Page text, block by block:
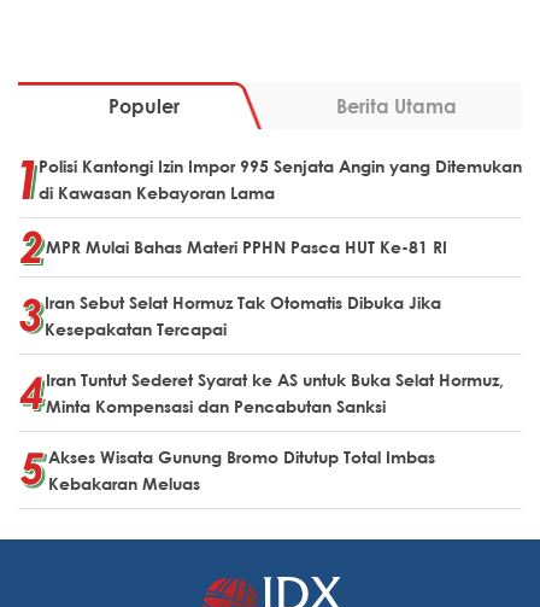
Populer Berita Utama
Polisi Kantongi Izin Impor 995 Senjata Angin yang Ditemukan
di Kawasan Kebayoran Lama
MPR Mulai Bahas Materi PPHN Pasca HUT Ke-81 RI
Iran Sebut Selat Hormuz Tak Otomatis Dibuka Jika
Kesepakatan Tercapai
Iran Tuntut Sederet Syarat ke AS untuk Buka Selat Hormuz,
Minta Kompensasi dan Pencabutan Sanksi
Akses Wisata Gunung Bromo Ditutup Total Imbas
Kebakaran Meluas